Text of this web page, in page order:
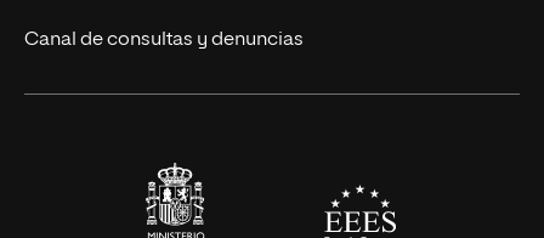
Ciencias de la Salud
Canal de consultas y denuncias